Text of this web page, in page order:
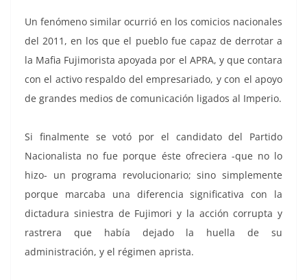
Un fenómeno similar ocurrió en los comicios nacionales
del 2011, en los que el pueblo fue capaz de derrotar a
la Mafia Fujimorista apoyada por el APRA, y que contara
con el activo respaldo del empresariado, y con el apoyo
de grandes medios de comunicación ligados al Imperio.
Si finalmente se votó por el candidato del Partido
Nacionalista no fue porque éste ofreciera -que no lo
hizo- un programa revolucionario; sino simplemente
porque marcaba una diferencia significativa con la
dictadura siniestra de Fujimori y la acción corrupta y
rastrera que había dejado la huella de su
administración, y el régimen aprista.